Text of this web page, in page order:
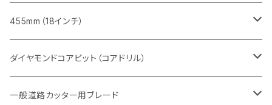
FRP切断用
塩ビ管・キッチンパネル切断用
大理石
ヒューム管・U字溝切断用
鋳鉄管切断用
ヒューム管・U字溝切断用
インターロッキング切断用
鋳鉄管切断用
ヒューム管・U字溝切断用
インターロッキング切断用
一般道路カッター用
ヒューム管・U字溝切断用
アスファルト切断用
セグメント（特殊凹凸加工チップ
セグメントタイプ
コンクリート切断用
セグメント
セグメント（特殊凸凹加工チップ
ブロック切断用
セグメント
レンガ切断用
セグメント
セグメント（特殊凸凹加工チップ
鉄筋コンクリート切断用
セグメントタイプ
コンクリート切断用
セグメント
ブロック切断用
みかげ石（御影石）切断用
セグメントタイプ
コンクリート切断用
セグメントタイプ
鉄筋コンクリート切断用
455mm（18インチ）
道路コンクリート切断用
道路アスファルト切断用
ダイヤモンドコアビット（コアドリル）
Aロット
一般道路カッター用ブレード